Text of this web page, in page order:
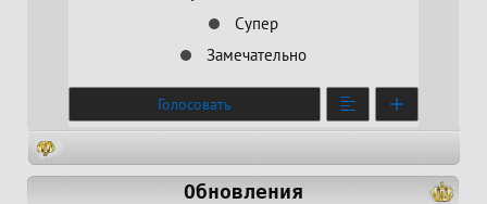
Супер
Замечательно
Голосовать
Обновления